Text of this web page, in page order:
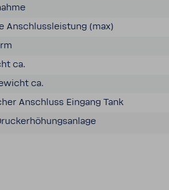
Anschluss­leis­tung (max)
ca.
ca.
Anschluss Eingang Tank